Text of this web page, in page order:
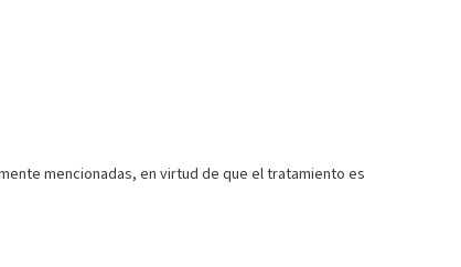
mencionadas, en virtud de que el tratamiento es